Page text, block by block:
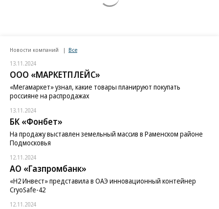
Новости компаний Все
13.11.2024
ООО «МАРКЕТПЛЕЙС»
«Мегамаркет» узнал, какие товары планируют покупать
россияне на распродажах
13.11.2024
БК «Фонбет»
На продажу выставлен земельный массив в Раменском районе
Подмосковья
12.11.2024
АО «Газпромбанк»
«H2 Инвест» представила в ОАЭ инновационный контейнер
CryoSafe-42
12.11.2024